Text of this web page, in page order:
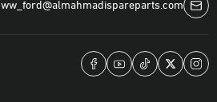
ww_ford@almahmadispareparts.com